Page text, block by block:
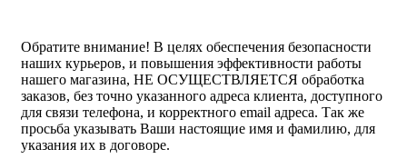
Обратите внимание! В целях обеспечения безопасности
наших курьеров, и повышения эффективности работы
нашего магазина, НЕ ОСУЩЕСТВЛЯЕТСЯ обработка
заказов, без точно указанного адреса клиента, доступного
для связи телефона, и корректного email адреса. Так же
просьба указывать Ваши настоящие имя и фамилию, для
указания их в договоре.